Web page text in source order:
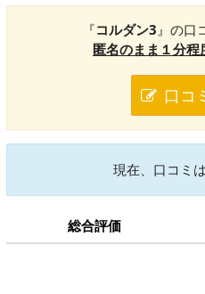
『コルダン3 』の口
匿名のまま１分程
口コ
現在、口コミ
総合評価